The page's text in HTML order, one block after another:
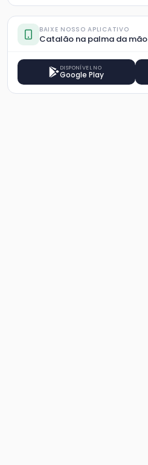
BAIXE NOSSO APLICATIVO
Catalão na palma da mão
DISPONÍVEL NO
Google Play